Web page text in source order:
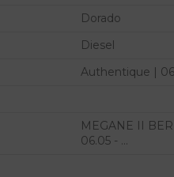
Dorado
Diesel
Authentique |
MEGANE II
06.05 - ...